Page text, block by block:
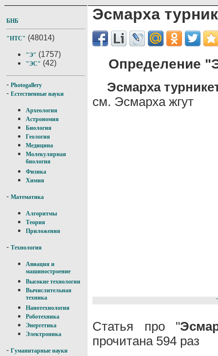
БНБ
"НТС" (48014)
"Э" (1757)
"ЭС" (42)
- Photogallery
- Естественные науки
Археология
Астрономия
Биология
Геология
Медицина
Молекулярная
биология
Физика
Химия
- Математика
Алгоритмы
Теория
Приложения
- Технология
Авиация и
машиностроение
Высокие технологии
Вычислительная
техника
Нанотехнология
Роботехника
Энергетика
Электроника
- Гуманитарные науки
Эсмарха
Определение
Эсмарха
см. Эсмарха жгут
Статья про "
прочитана 594 раз